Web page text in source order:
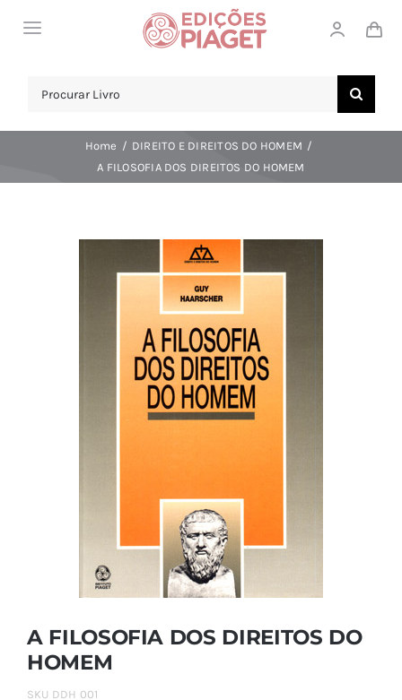
Toggle
Search
Home
DIREITO E DIREITOS DO HOMEM
A FILOSOFIA DOS DIREITOS DO HOMEM
A FILOSOFIA DOS DIREITOS DO
HOMEM
SKU DDH 001